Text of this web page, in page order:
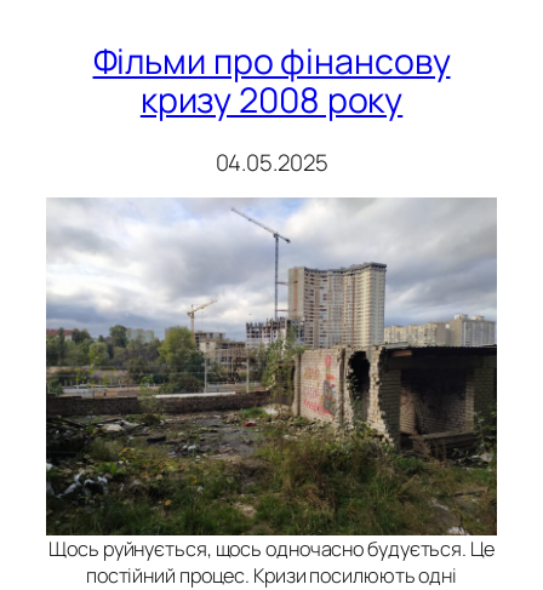
Фільми про фінансову
кризу 2008 року
04.05.2025
Щось руйнується, щось одночасно будується. Це
постійний процес. Кризи посилюють одні